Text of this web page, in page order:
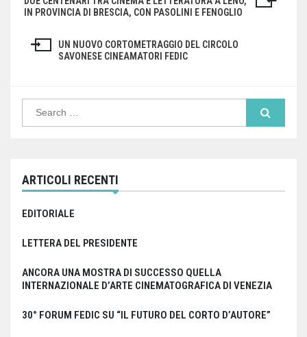
Navigazione
IN PROVINCIA DI BRESCIA, CON PASOLINI E FENOGLIO
UN NUOVO CORTOMETRAGGIO DEL CIRCOLO
SAVONESE CINEAMATORI FEDIC
ARTICOLI RECENTI
EDITORIALE
LETTERA DEL PRESIDENTE
ANCORA UNA MOSTRA DI SUCCESSO QUELLA
INTERNAZIONALE D’ARTE CINEMATOGRAFICA DI VENEZIA
30° FORUM FEDIC SU “IL FUTURO DEL CORTO D’AUTORE”